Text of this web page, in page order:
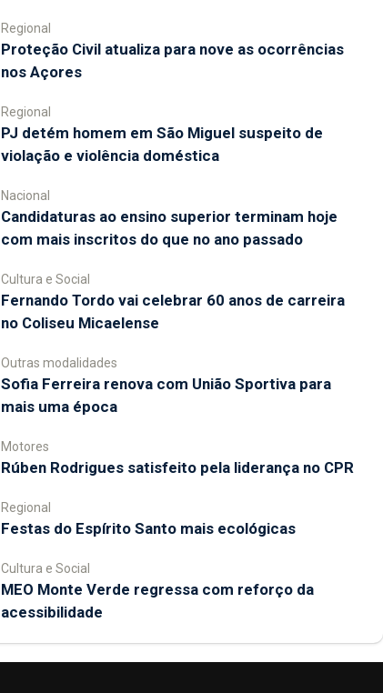
Regional
Proteção Civil atualiza para nove as ocorrências
nos Açores
Regional
PJ detém homem em São Miguel suspeito de
violação e violência doméstica
Nacional
Candidaturas ao ensino superior terminam hoje
com mais inscritos do que no ano passado
Cultura e Social
Fernando Tordo vai celebrar 60 anos de carreira
no Coliseu Micaelense
Outras modalidades
Sofia Ferreira renova com União Sportiva para
mais uma época
Motores
Rúben Rodrigues satisfeito pela liderança no CPR
Regional
Festas do Espírito Santo mais ecológicas
Cultura e Social
MEO Monte Verde regressa com reforço da
acessibilidade